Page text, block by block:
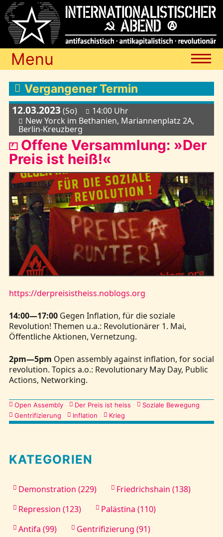
Menu
Termine
Blog
Media
Archiv
Links
Kontakt
Vergangener Termin
12.03.2023(So)
14:00 Uhr
New Yorck im Bethanien, Mariannenplatz 2A,
Berlin-Kreuzberg
⏍ Offene Versammlung: »Der
Preis ist heiß!«
https://derpreisistheiss.noblogs.org
14:00—17:00Gegen Inflation, für die soziale
Revolution! Themen u.a.: Revolutionärer 1. Mai,
Öffentliche Aktionen, Vernetzung.
2pm—5pm Open assembly against inflation, for social
revolution. Topics a.o.: Revolutionary May Day, Public
Actions, Networking.
Kategorien
Open Assembly Der Preis ist heiss
Soziale Bewegung
Gentrifizierung
Inflation Krieg
KATEGORIEN
Demonstration (229)
Friedrichshain (138)
Repression (123)
Palästina (110)
Antifa (99)
Gentrifizierung (91)